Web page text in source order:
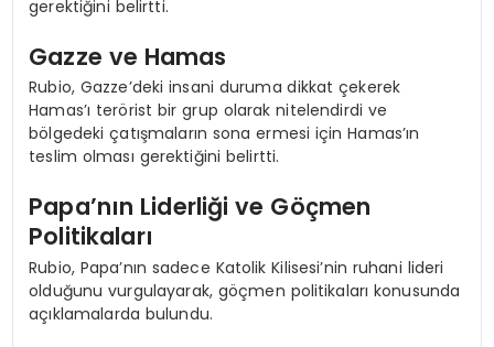
gerektiğini belirtti.
Gazze ve Hamas
Rubio, Gazze’deki insani duruma dikkat çekerek
Hamas’ı terörist bir grup olarak nitelendirdi ve
bölgedeki çatışmaların sona ermesi için Hamas’ın
teslim olması gerektiğini belirtti.
Papa’nın Liderliği ve Göçmen
Politikaları
Rubio, Papa’nın sadece Katolik Kilisesi’nin ruhani lideri
olduğunu vurgulayarak, göçmen politikaları konusunda
açıklamalarda bulundu.